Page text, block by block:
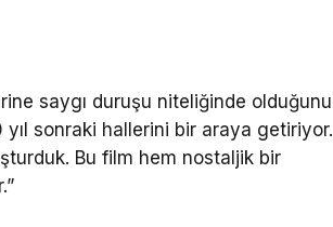
saygı duruşu niteliğinde olduğunu
sonraki hallerini bir araya getiriyor.
Bu film hem nostaljik bir